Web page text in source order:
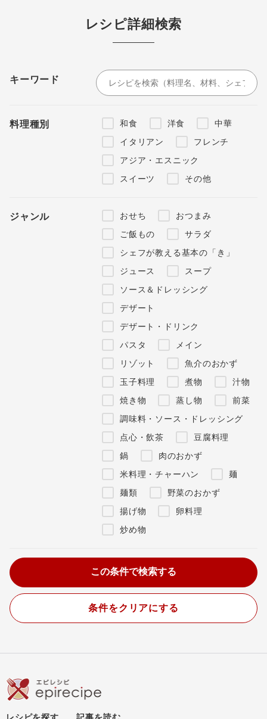
レシピ詳細検索
キーワード
料理種別 和食 洋食
中華
イタリアン
フレンチ
アジア・エスニック
スイーツ
その他
ジャンル おせち
おつまみ
ご飯もの
サラダ
シェフが教える基本の「き」
ジュース
スープ
ソース＆ドレッシング
デザート
デザート・ドリンク
パスタ
メイン
リゾット
魚介のおかず
玉子料理
煮物
汁物
焼き物
蒸し物
前菜
調味料・ソース・ドレッシング
点心・飲茶
豆腐料理
鍋
肉のおかず
米料理・チャーハン
麺
麺類
野菜のおかず
揚げ物
卵料理
炒め物
条件をクリアにする
レシピを探す 記事を読む